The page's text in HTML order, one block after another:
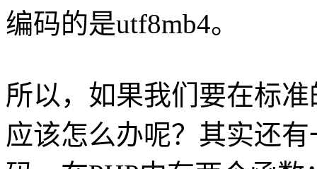
编码的是utf8mb4。
所以，如果我们要在标
应该怎么办呢？其实还